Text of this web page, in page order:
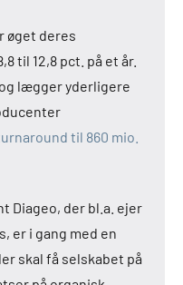
øget deres
til 12,8 pct. på et år.
lægger yderligere
til 860 mio.
Diageo, der bl.a. ejer
er i gang med en
skal få selskabet på